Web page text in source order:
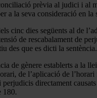
prèvia al judici i al
a la seva consideració en la
cinc dies següents al de
de rescabalament de
des que es dicti la sentència.
de gènere establerts a la
de l’aplicació de
directament
180.